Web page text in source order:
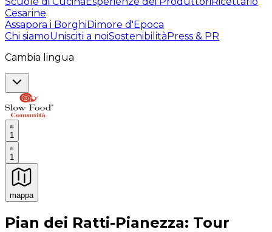
Cesarine
Assapora i BorghiDimore d'Epoca
Chi siamoUnisciti a noiSostenibilitàPress & PR
Cambia lingua
1
1
mappa
Esperienze culinarie indimenticabili: Esperienze
Pian dei Ratti-Pianezza: Tour